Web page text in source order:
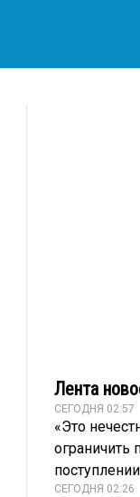
Лента
СЕГОДНЯ 02:57
«Это
ограничить
поступлении
СЕГОДНЯ 02:26